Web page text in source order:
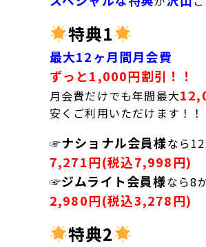
特典1
最大12ヶ月間月会費
ずっと1,000円割引！！
月会費だけでも年間最大
安くご利用いただけます！！
☞ナショナル会員様なら
7,271円(税込7,998円)
☞ジムライト会員様なら8
2,980円(税込3,278円)
特典2